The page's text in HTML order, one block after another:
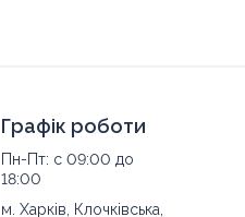
Графік роботи
Пн-Пт: с 09:00 до
18:00
м. Харків, Клочківська,